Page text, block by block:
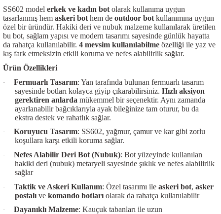
SS602 model erkek ve kadın bot olarak kullanıma uygun
tasarlanmış hem askeri bot hem de outdoor bot kullanımına uygun
özel bir üründür. Hakiki deri ve nubuk malzeme kullanılarak üretilen
bu bot, sağlam yapısı ve modern tasarımı sayesinde günlük hayatta
da rahatça kullanılabilir. 4 mevsim kullanılabilme özelliği ile yaz ve
kış fark etmeksizin etkili koruma ve nefes alabilirlik sağlar.
Ürün Özellikleri
· Fermuarlı Tasarım: Yan tarafında bulunan fermuarlı tasarım
sayesinde botları kolayca giyip çıkarabilirsiniz. Hızlı aksiyon
gerektiren anlarda mükemmel bir seçenektir. Aynı zamanda
ayarlanabilir bağcıklarıyla ayak bileğinize tam oturur, bu da
ekstra destek ve rahatlık sağlar.
· Koruyucu Tasarım: SS602, yağmur, çamur ve kar gibi zorlu
koşullara karşı etkili koruma sağlar.
· Nefes Alabilir Deri Bot (Nubuk): Bot yüzeyinde kullanılan
hakiki deri (nubuk) metaryeli sayesinde şıklık ve nefes alabilirlik
sağlar
· Taktik ve Askeri Kullanım: Özel tasarımı ile askeri bot, asker
postalı ve komando botları olarak da rahatça kullanılabilir
· Dayanıklı Malzeme: Kauçuk tabanları ile uzun